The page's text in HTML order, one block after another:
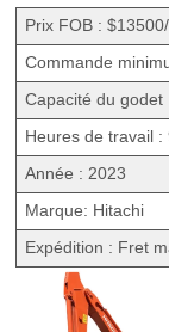
Prix FOB :
Commande
Capacité du
Heures de travail :
Année : 2023
Marque: Hitachi
Expédition : Fret